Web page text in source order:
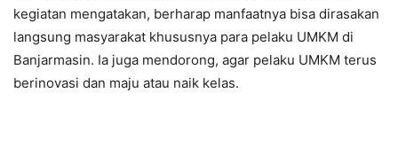
kegiatan mengatakan, berharap manfaatnya bisa dirasakan
langsung masyarakat khususnya para pelaku UMKM di
Banjarmasin. Ia juga mendorong, agar pelaku UMKM terus
berinovasi dan maju atau naik kelas.